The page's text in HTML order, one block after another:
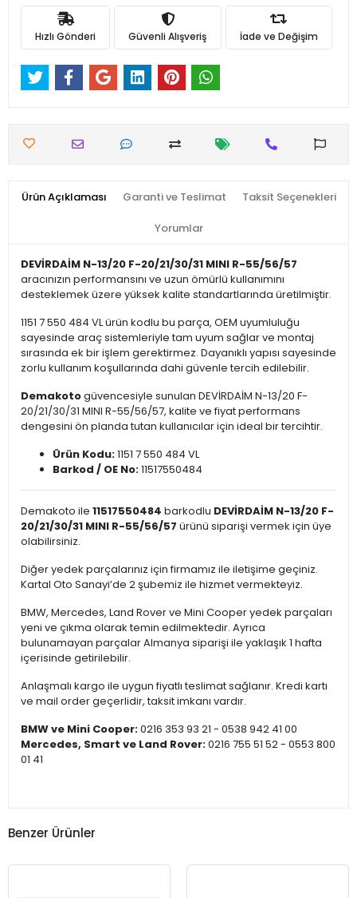
Hızlı Gönderi Güvenli Alışveriş İade ve Değişim
Ürün Açıklaması Garanti ve Teslimat Taksit Seçenekleri
Yorumlar
DEVİRDAİM N-13/20 F-20/21/30/31 MINI R-55/56/57
aracınızın performansını ve uzun ömürlü kullanımını
desteklemek üzere yüksek kalite standartlarında üretilmiştir.
1151 7 550 484 VL ürün kodlu bu parça, OEM uyumluluğu
sayesinde araç sistemleriyle tam uyum sağlar ve montaj
sırasında ek bir işlem gerektirmez. Dayanıklı yapısı sayesinde
zorlu kullanım koşullarında dahi güvenle tercih edilebilir.
Demakotogüvencesiyle sunulan DEVİRDAİM N-13/20 F-
20/21/30/31 MINI R-55/56/57, kalite ve fiyat performans
dengesini ön planda tutan kullanıcılar için ideal bir tercihtir.
Ürün Kodu:1151 7 550 484 VL
Barkod / OE No:11517550484
Demakoto ile 11517550484 barkodlu DEVİRDAİM N-13/20 F-
20/21/30/31 MINI R-55/56/57 ürünü siparişi vermek için üye
olabilirsiniz.
Diğer yedek parçalarınız için firmamız ile iletişime geçiniz.
Kartal Oto Sanayi’de 2 şubemiz ile hizmet vermekteyiz.
BMW, Mercedes, Land Rover ve Mini Cooper yedek parçaları
yeni ve çıkma olarak temin edilmektedir. Ayrıca
bulunamayan parçalar Almanya siparişi ile yaklaşık 1 hafta
içerisinde getirilebilir.
Anlaşmalı kargo ile uygun fiyatlı teslimat sağlanır. Kredi kartı
ve mail order geçerlidir, taksit imkanı vardır.
BMW ve Mini Cooper:0216 353 93 21 - 0538 942 41 00
Mercedes, Smart ve Land Rover:0216 755 51 52 - 0553 800
01 41
Benzer Ürünler